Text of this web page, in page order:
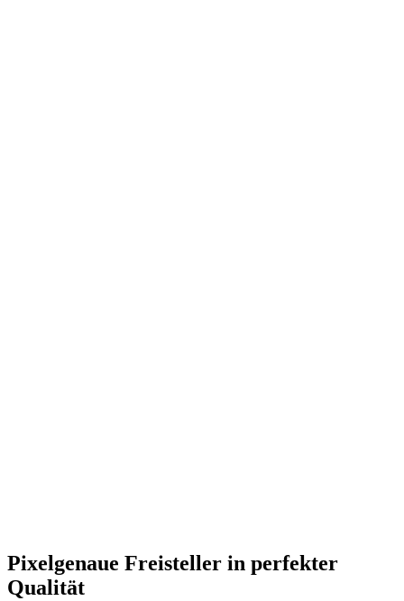
Pixelgenaue Freisteller in perfekter
Qualität